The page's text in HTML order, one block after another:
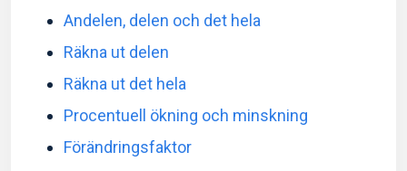
Andelen, delen och det hela
Räkna ut delen
Räkna ut det hela
Procentuell ökning och minskning
Förändringsfaktor